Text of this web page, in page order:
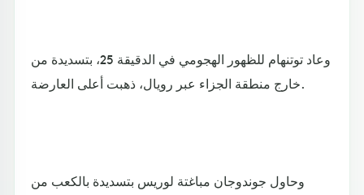
وعاد توتنهام للظهور الهجومي في الدقيقة 25، بتسديدة من
خارج منطقة الجزاء عبر رويال، ذهبت أعلى العارضة.
وحاول جوندوجان مباغتة لوريس بتسديدة بالكعب من